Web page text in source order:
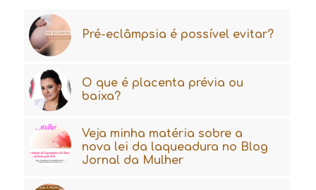
Pré-eclâmpsia é possível evitar?
O que é placenta prévia ou
baixa?
Veja minha matéria sobre a
nova lei da laqueadura no Blog
Jornal da Mulher